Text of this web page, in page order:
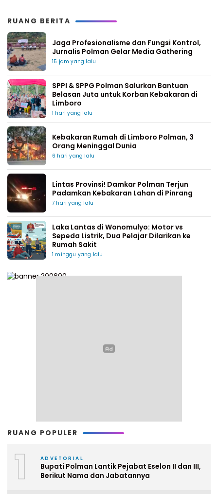
RUANG BERITA
Jaga Profesionalisme dan Fungsi Kontrol,
Jurnalis Polman Gelar Media Gathering
15 jam yang lalu
SPPI & SPPG Polman Salurkan Bantuan
Belasan Juta untuk Korban Kebakaran di
Limboro
1 hari yang lalu
Kebakaran Rumah di Limboro Polman, 3
Orang Meninggal Dunia
6 hari yang lalu
Lintas Provinsi! Damkar Polman Terjun
Padamkan Kebakaran Lahan di Pinrang
7 hari yang lalu
Laka Lantas di Wonomulyo: Motor vs
Sepeda Listrik, Dua Pelajar Dilarikan ke
Rumah Sakit
1 minggu yang lalu
RUANG POPULER
1 ADVETORIAL
Bupati Polman Lantik Pejabat Eselon II dan III,
Berikut Nama dan Jabatannya